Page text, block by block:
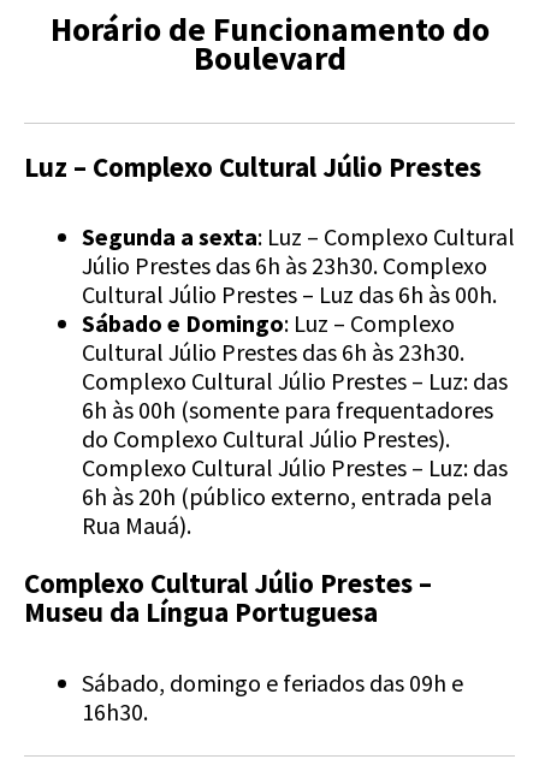
Horário de Funcionamento do
Boulevard
Luz – Complexo Cultural Júlio Prestes
Segunda a sexta: Luz – Complexo Cultural
Júlio Prestes das 6h às 23h30. Complexo
Cultural Júlio Prestes – Luz das 6h às 00h.
Sábado e Domingo: Luz – Complexo
Cultural Júlio Prestes das 6h às 23h30.
Complexo Cultural Júlio Prestes – Luz: das
6h às 00h (somente para frequentadores
do Complexo Cultural Júlio Prestes).
Complexo Cultural Júlio Prestes – Luz: das
6h às 20h (público externo, entrada pela
Rua Mauá).
Complexo Cultural Júlio Prestes –
Museu da Língua Portuguesa
Sábado, domingo e feriados das 09h e
16h30.